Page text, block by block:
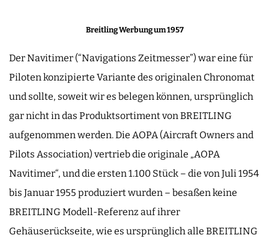
Breitling Werbung um 1957
Der Navitimer (“Navigations Zeitmesser”) war eine für
Piloten konzipierte Variante des originalen Chronomat
und sollte, soweit wir es belegen können, ursprünglich
gar nicht in das Produktsortiment von BREITLING
aufgenommen werden. Die AOPA (Aircraft Owners and
Pilots Association) vertrieb die originale „AOPA
Navitimer“, und die ersten 1.100 Stück – die von Juli 1954
bis Januar 1955 produziert wurden – besaßen keine
BREITLING Modell-Referenz auf ihrer
Gehäuserückseite, wie es ursprünglich alle BREITLING